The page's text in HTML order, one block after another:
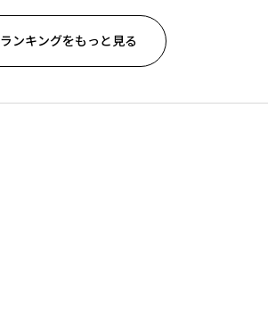
ランキングをもっと見る